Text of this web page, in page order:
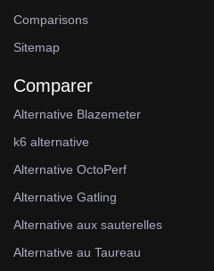
Comparisons
Sitemap
Comparer
Alternative Blazemeter
k6 alternative
Alternative OctoPerf
Alternative Gatling
Alternative aux sauterelles
Alternative au Taureau